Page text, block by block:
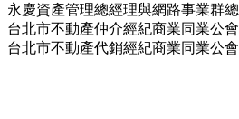
永慶資產管理總經理與網路事業群
台北市不動產仲介經紀商業同業公
台北市不動產代銷經紀商業同業公